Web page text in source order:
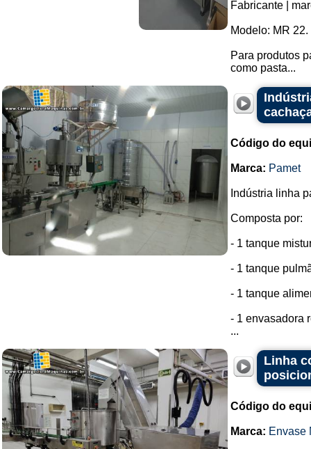
Fabricante |
Modelo: MR 22.
Para produtos
como pasta...
Código do
Marca: Pamet
Indústria linha
Composta por:
- 1 tanque
- 1 tanque
- 1 tanque
- 1 envasadora
...
Linha
Código do
Marca: Envase